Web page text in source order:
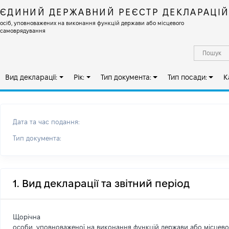
ЄДИНИЙ ДЕРЖАВНИЙ РЕЄСТР ДЕКЛАРАЦІЙ
осіб, уповноважених на виконання функцій держави або місцевого
самоврядування
Вид декларації: Рік: Тип документа: Тип посади:
Дата та час подання:
Тип документа:
1. Вид декларації та звітний період
Щорічна
особи, уповноваженої на виконання функцій держави або